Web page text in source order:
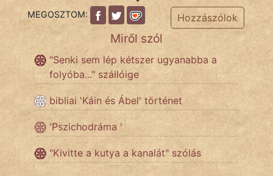
PSZICHO
ZENE
FILM
ÉLETMÓD
MAGYARSÁG
És
TÖRTÉNELEM
MEGOSZTOM: Hozzászólok
Miről szól
"Senki sem lép kétszer ugyanabba a
folyóba..." szállóige
bibliai 'Káin és Ábel' történet
'Pszichodráma '
"Kivitte a kutya a kanalát" szólás